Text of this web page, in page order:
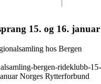
15. og 16. januar
hos Bergen
bergen-rideklubb-15-
Norges Rytterforbund